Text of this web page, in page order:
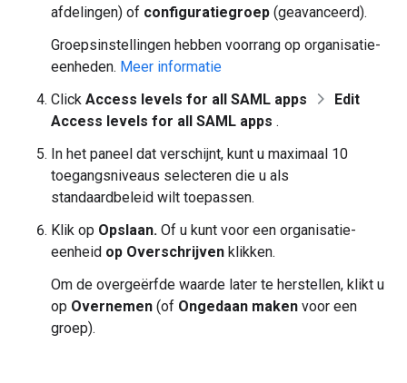
afdelingen) of configuratiegroep (geavanceerd).
Groepsinstellingen hebben voorrang op organisatie-
eenheden. Meer informatie
Click Access levels for all SAML apps
Edit
Access levels for all SAML apps .
In het paneel dat verschijnt, kunt u maximaal 10
toegangsniveaus selecteren die u als
standaardbeleid wilt toepassen.
Klik op Opslaan. Of u kunt voor een organisatie-
eenheid op Overschrijven klikken.
Om de overgeërfde waarde later te herstellen, klikt u
op Overnemen (of Ongedaan maken voor een
groep).